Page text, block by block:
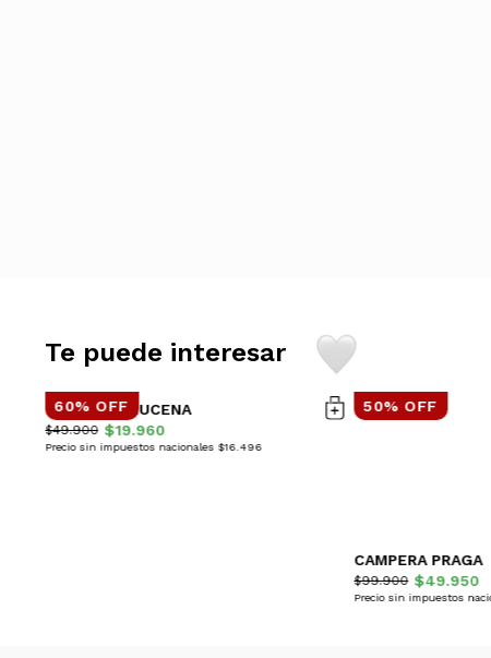
Te puede interesar
60% OFF
VESTIDO AZUCENA
$49.900 $19.960
Precio sin impuestos nacionales $16.496
50% OFF
CAMPERA PRAGA
$99.900 $49.950
Precio sin impuestos